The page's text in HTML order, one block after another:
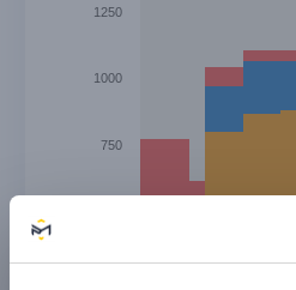
750
1000
1250